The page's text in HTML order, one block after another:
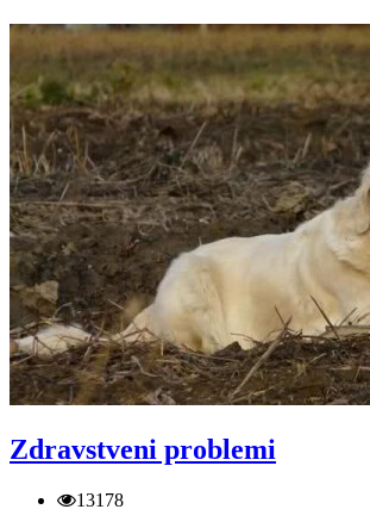
Zdravstveni problemi
13178